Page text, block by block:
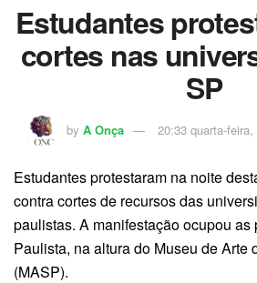
Estudantes
cortes nas
SP
by A Onça 20:33 quarta-
Estudantes protestaram na noite
contra cortes de recursos das
paulistas. A manifestação ocupou
Paulista, na altura do Museu de Arte
(MASP).